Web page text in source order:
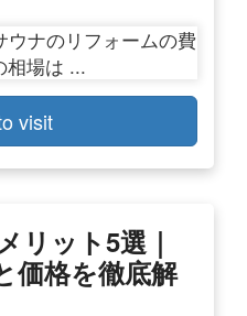
visit
リット5選｜
価格を徹底解